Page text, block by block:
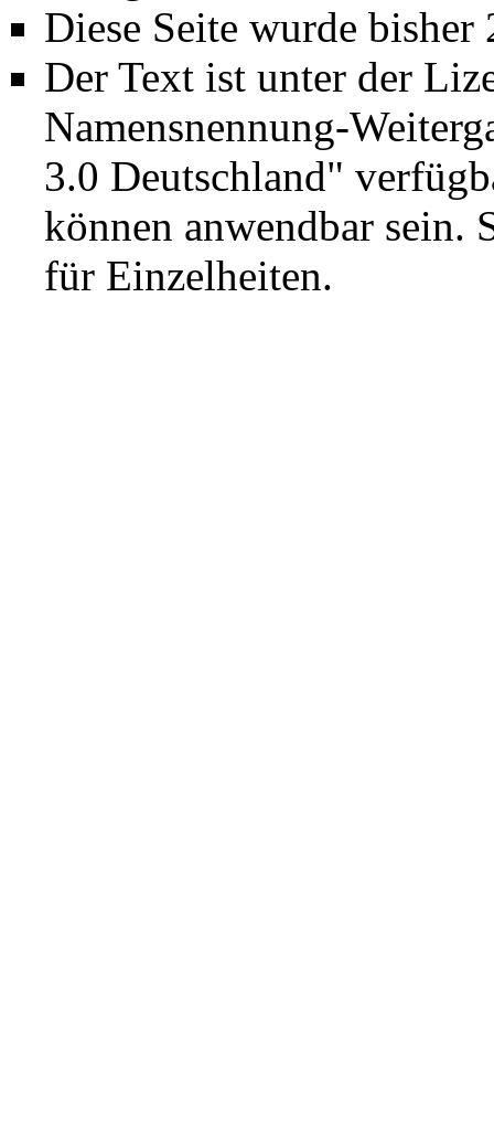
Diese Seite wurde
Der Text ist unter der
Namensnennung-
3.0 Deutschland"
können anwendbar sein.
für Einzelheiten.